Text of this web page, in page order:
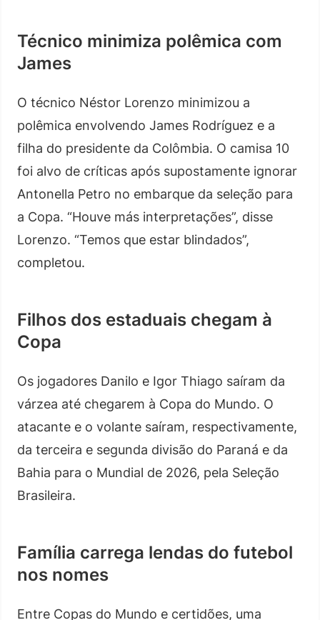
Técnico minimiza polêmica com
James
O técnico Néstor Lorenzo minimizou a
polêmica envolvendo James Rodríguez e a
filha do presidente da Colômbia. O camisa 10
foi alvo de críticas após supostamente ignorar
Antonella Petro no embarque da seleção para
a Copa. “Houve más interpretações”, disse
Lorenzo. “Temos que estar blindados”,
completou.
Filhos dos estaduais chegam à
Copa
Os jogadores Danilo e Igor Thiago saíram da
várzea até chegarem à Copa do Mundo. O
atacante e o volante saíram, respectivamente,
da terceira e segunda divisão do Paraná e da
Bahia para o Mundial de 2026, pela Seleção
Brasileira.
Família carrega lendas do futebol
nos nomes
Entre Copas do Mundo e certidões, uma